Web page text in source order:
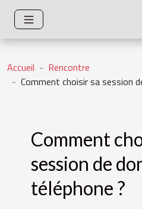
Accueil
Rencontre
Comment choisir sa session
Comment
session de
téléphone ?